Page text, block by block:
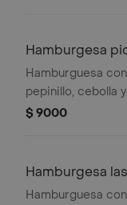
Hamburgesa
Hamburguesa
pepinillo, cebolla
$ 9000
Hamburgesa
Hamburguesa